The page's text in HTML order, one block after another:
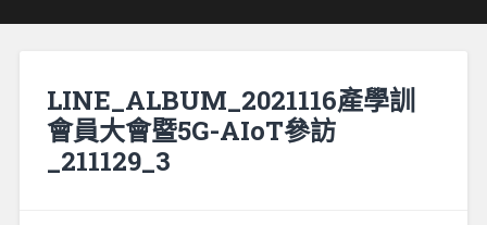
LINE_ALBUM_2021116產學訓
會員大會暨5G-AIoT參訪
_211129_3